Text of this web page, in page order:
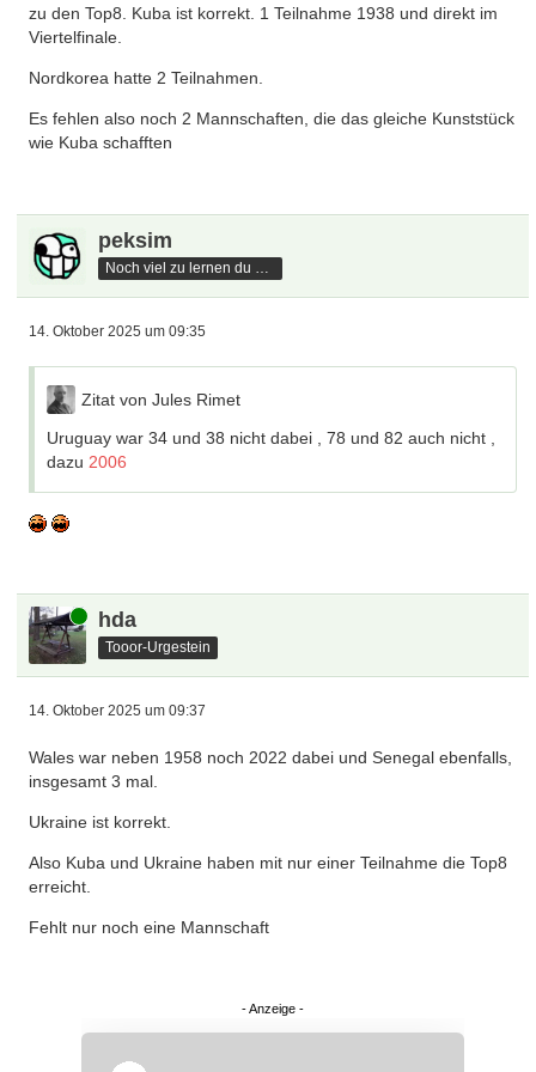
zu den Top8. Kuba ist korrekt. 1 Teilnahme 1938 und direkt im
Viertelfinale.
Nordkorea hatte 2 Teilnahmen.
Es fehlen also noch 2 Mannschaften, die das gleiche Kunststück
wie Kuba schafften
peksim
Noch viel zu lernen du hast
14. Oktober 2025 um 09:35
Zitat von Jules Rimet
Uruguay war 34 und 38 nicht dabei , 78 und 82 auch nicht ,
dazu2006
Online hda
Tooor-Urgestein
14. Oktober 2025 um 09:37
Wales war neben 1958 noch 2022 dabei und Senegal ebenfalls,
insgesamt 3 mal.
Ukraine ist korrekt.
Also Kuba und Ukraine haben mit nur einer Teilnahme die Top8
erreicht.
Fehlt nur noch eine Mannschaft